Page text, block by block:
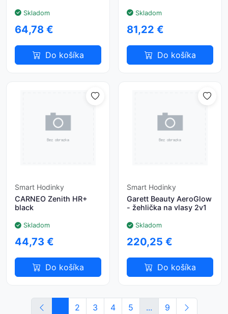
Skladom
64,78 €
Do košíka
Skladom
81,22 €
Do košíka
Smart Hodinky
CARNEO Zenith HR+
black
Skladom
44,73 €
Do košíka
Smart Hodinky
Garett Beauty AeroGlow
- žehlička na vlasy 2v1
Skladom
220,25 €
Do košíka
2 3 4 5 ... 9